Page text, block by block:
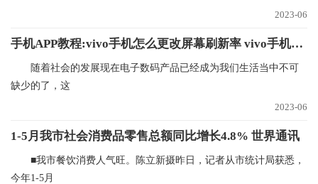
2023-06
手机APP教程:vivo手机怎么更改屏幕刷新率 vivo手机更改屏幕刷新率的方法
随着社会的发展现在电子数码产品已经成为我们生活当中不可
缺少的了，这
2023-06
1-5月我市社会消费品零售总额同比增长4.8% 世界通讯
■我市餐饮消费人气旺。陈立新摄昨日，记者从市统计局获悉，
今年1-5月